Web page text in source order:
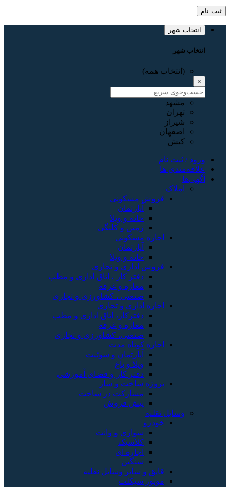
ثبت نام
انتخاب شهر
انتخاب شهر
(انتخاب همه)
×
مشهد
تهران
شیراز
اصفهان
کیش
ورود / ثبت نام
علاقه‌مندی ها
آگهی‌ها
املاک
فروش مسکونی
آپارتمان
خانه و ویلا
زمین و کلنگی
اجاره مسکونی
آپارتمان
خانه و ویلا
فروش اداری و تجاری
دفتر کار ، اتاق اداری و مطب
مغازه و غرفه
صنعتی ، کشاورزی و تجاری
اجاره اداری و تجاری
دفترکار، اتاق اداری و مطب
مغازه و غرفه
صنعتی، کشاورزی و تجاری
اجاره کوتاه مدت
آپارتمان و سوئیت
ویلا و باغ
دفتر کار و فضای آموزشی
پروژه ساخت و ساز
مشارکت در ساخت
پیش فروش
وسایل نقلیه
خودرو
سواری و وانت
کلاسیک
اجاره ای
سنگین
قایق و سایر وسایل نقلیه
موتور سیکلت